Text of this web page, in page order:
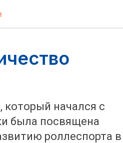
который начался с
была посвящена
роллеспорта в